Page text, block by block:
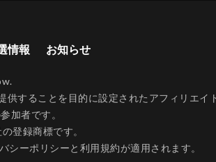
情報 お知らせ
することを目的に設定されたアフィリエイ
加者です。
登録商標です。
シーポリシーと 利用規約が適用されます。